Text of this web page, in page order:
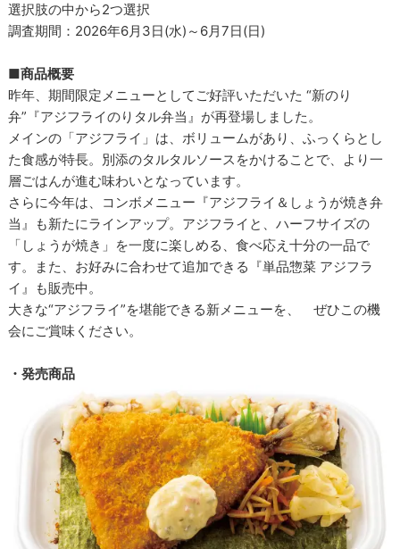
選択肢の中から2つ選択
調査期間：2026年6月3日(水)～6月7日(日)
■商品概要
昨年、期間限定メニューとしてご好評いただいた “新のり
弁”『アジフライのりタル弁当』が再登場しました。
メインの「アジフライ」は、ボリュームがあり、ふっくらとし
た食感が特長。別添のタルタルソースをかけることで、より一
層ごはんが進む味わいとなっています。
さらに今年は、コンボメニュー『アジフライ＆しょうが焼き弁
当』も新たにラインアップ。アジフライと、ハーフサイズの
「しょうが焼き」を一度に楽しめる、食べ応え十分の一品で
す。また、お好みに合わせて追加できる『単品惣菜 アジフラ
イ』も販売中。
大きな“アジフライ”を堪能できる新メニューを、 ぜひこの機
会にご賞味ください。
・発売商品